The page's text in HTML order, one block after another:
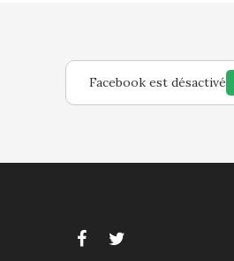
Facebook est désactivé